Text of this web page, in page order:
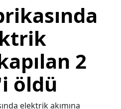
2
öldü
elektrik akımına